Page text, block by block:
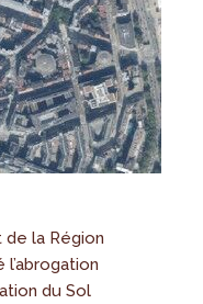
de la Région
du Sol